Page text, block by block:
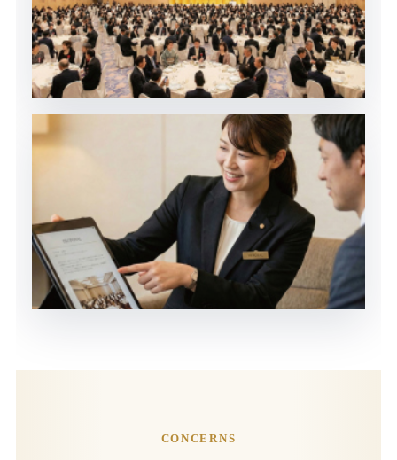
CONCERNS